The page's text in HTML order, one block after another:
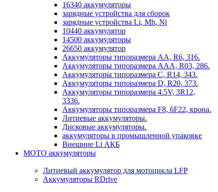
16340 аккумуляторы
зарядные устройства для сборок
зарядные устройства Li, Mh, Ni
10440 аккумулятор
14500 аккумуляторы
26650 аккумулятор
Аккумуляторы типоразмера АА, R6, 316.
Аккумуляторы типоразмера ААА, R03, 286.
Аккумуляторы типоразмера С, R14, 343.
Аккумуляторы типоразмера D, R20, 373.
Аккумуляторы типоразмера 4.5V, 3R12,
3336.
Аккумуляторы типоразмера F8, 6F22, крона.
Литиевые аккумуляторы.
Дисковые аккумуляторы.
аккумуляторы в промышленной упаковке
Внешние Li АКБ
МОТО аккумуляторы
Литиевый аккумулятор для мотоцикла LFP
Аккумуляторы RDrive